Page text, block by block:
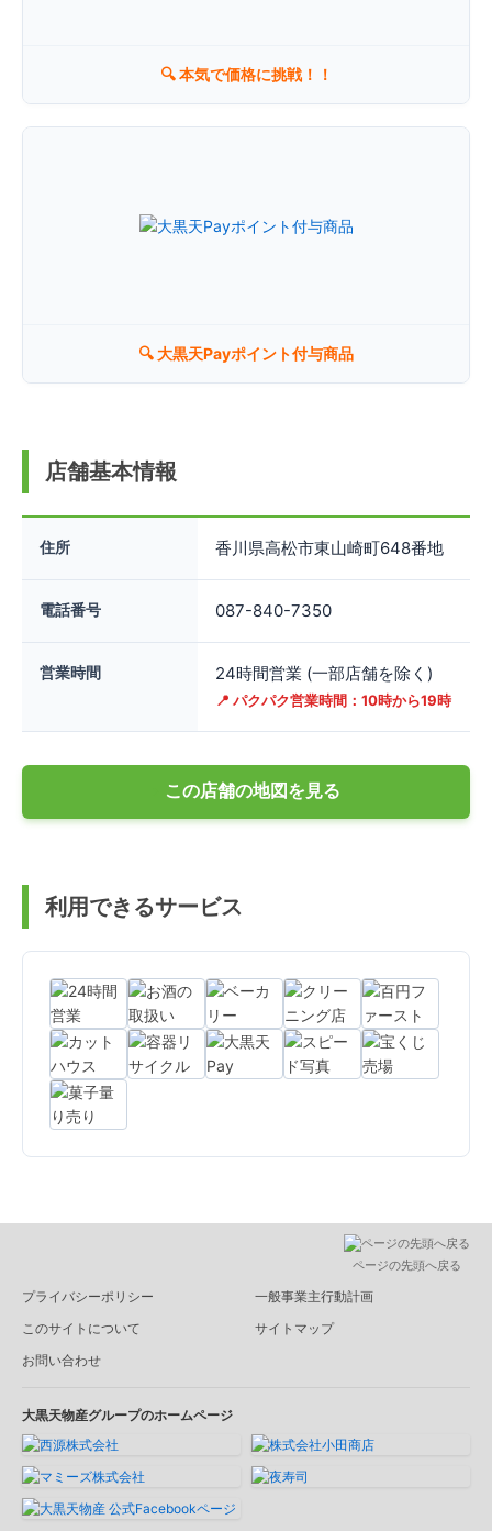
🔍 本気で価格に挑戦！！
🔍 大黒天Payポイント付与商品
店舗基本情報
住所 香川県高松市東山崎町648番地
電話番号 087-840-7350
営業時間 24時間営業 (一部店舗を除く)
📍 パクパク営業時間：10時から19時
この店舗の地図を見る
利用できるサービス
リンク先の地図に表示されている地名、住所はGoogleMapsに登録されて
閉じる
ページの先頭へ戻る
プライバシーポリシー
一般事業主行動計画
このサイトについて
サイトマップ
お問い合わせ
大黒天物産グループのホームページ